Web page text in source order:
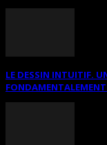
LE DESSIN INTUITIF.
FONDAMENTALEMENT